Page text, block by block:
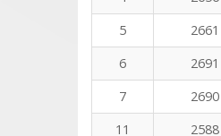
5
2661
6
2691
7
2690
11
2588